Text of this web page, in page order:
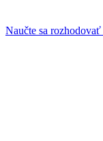
Naučte sa rozhodovať